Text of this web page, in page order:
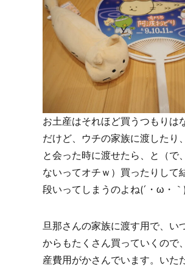
お土産はそれほど買うつもりは
だけど、ウチの家族に渡したり
と会った時に渡せたら、と（で
ないってオチｗ）買ったりして
段いってしまうのよね(´・ω・｀)
旦那さんの家族に渡す用で、い
からもたくさん買っていくので
産費用がかさんでいます。いた